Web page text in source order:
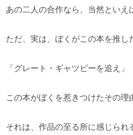
あの二人の合作なら、当然といえ
ただ、実は、ぼくがこの本を推し
「グレート・ギャツビーを追え」
この本がぼくを惹きつけたその理
それは、作品の至る所に感じら